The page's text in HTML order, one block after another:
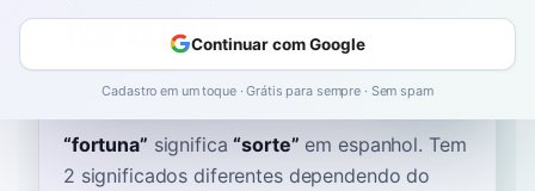
fortuna
for-TOO-nah foɾˈtuna
“fortuna” significa “sorte” em espanhol. Tem
2 significados diferentes dependendo do
Continuar com Google
Cadastro em um toque · Grátis para sempre · Sem spam